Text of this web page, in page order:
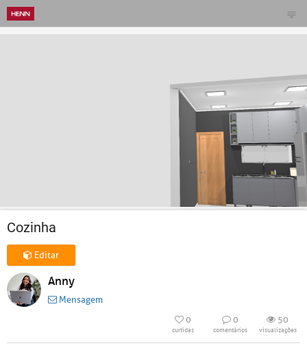
Cozinha
Editar
Anny
Mensagem
0
curtidas
0
comentários
50
visualizações